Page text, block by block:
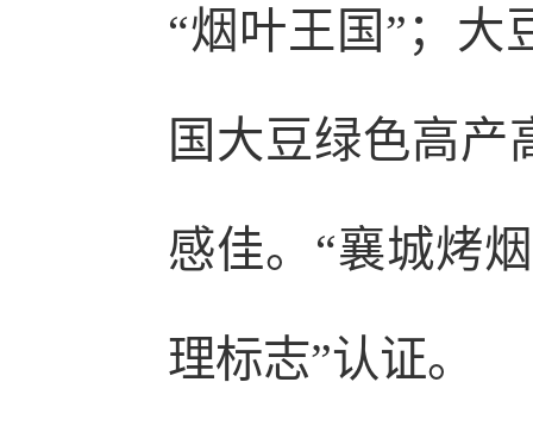
“烟叶王国”；大
国大豆绿色高产
感佳。“襄城烤
理标志”认证。